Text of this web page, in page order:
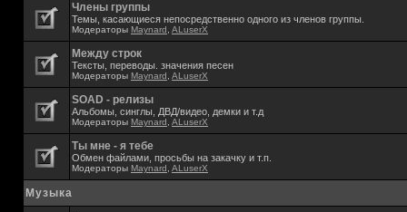
Члены группы
Темы, касающиеся непосредственно одного из членов группы.
Модераторы Maynard ALuserX
Между строк
Тексты, переводы. значения песен
Модераторы Maynard ALuserX
SOAD - релизы
Альбомы, синглы, ДВД/видео, демки и т.д
Модераторы Maynard ALuserX
Ты мне - я тебе
Обмен файлами, просьбы на закачку и т.п.
Модераторы Maynard ALuserX
Музыка